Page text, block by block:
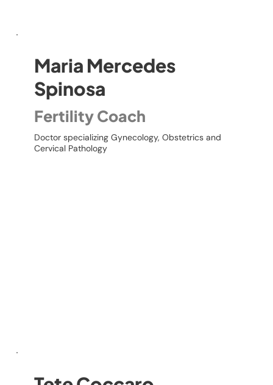
Maria Mercedes
Spinosa
Fertility Coach
Doctor specializing Gynecology, Obstetrics and
Cervical Pathology